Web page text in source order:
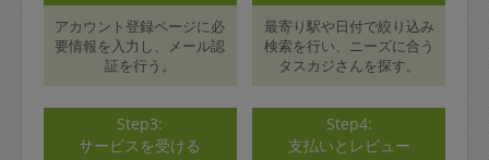
アカウント登録ページに必
要情報を入力し、メール認
証を行う。
最寄り駅や日付で絞り込み
検索を行い、ニーズに合う
タスカジさんを探す。
Step3:
サービスを受ける
Step4:
支払いとレビュー